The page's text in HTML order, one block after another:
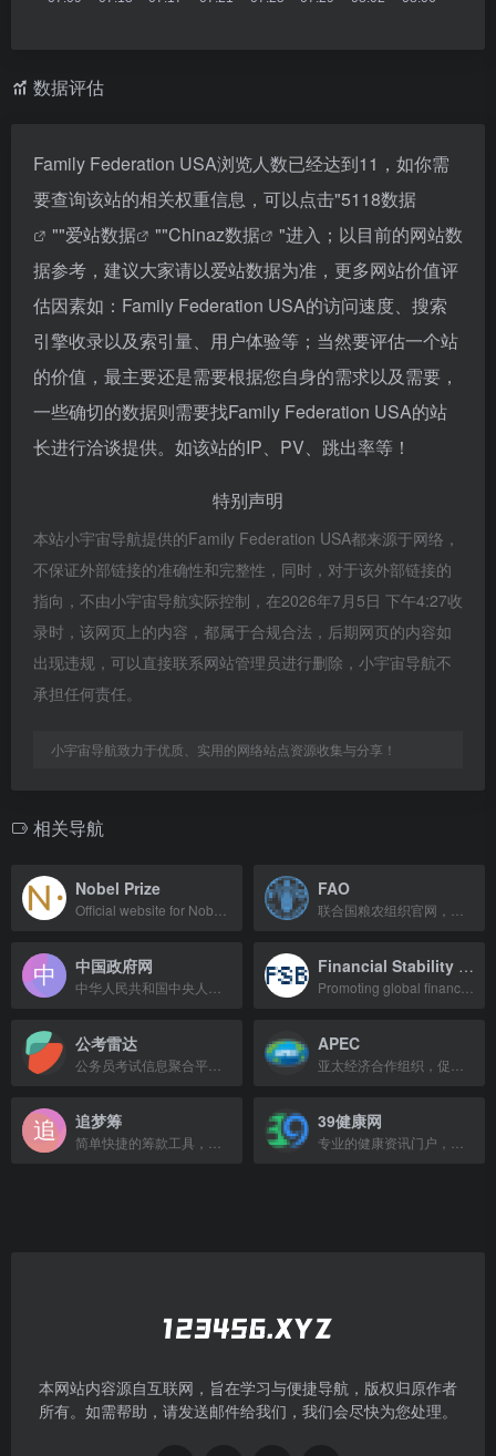
数据评估
Family Federation USA浏览人数已经达到11，如你需
要查询该站的相关权重信息，可以点击"5118数据
""爱站数据 ""Chinaz数据
"进入；以目前的网站数
据参考，建议大家请以爱站数据为准，更多网站价值评
估因素如：Family Federation USA的访问速度、搜索
引擎收录以及索引量、用户体验等；当然要评估一个站
的价值，最主要还是需要根据您自身的需求以及需要，
一些确切的数据则需要找Family Federation USA的站
长进行洽谈提供。如该站的IP、PV、跳出率等！
特别声明
本站小宇宙导航提供的Family Federation USA都来源于网络，
不保证外部链接的准确性和完整性，同时，对于该外部链接的
指向，不由小宇宙导航实际控制，在2026年7月5日 下午4:27收
录时，该网页上的内容，都属于合规合法，后期网页的内容如
出现违规，可以直接联系网站管理员进行删除，小宇宙导航不
承担任何责任。
小宇宙导航致力于优质、实用的网络站点资源收集与分享！
相关导航
Nobel Prize FAO
中国政府网 Financial Stability Board
公考雷达 APEC
追梦筹 39健康网
本网站内容源自互联网，旨在学习与便捷导航，版权归原作者
所有。如需帮助，请发送邮件给我们，我们会尽快为您处理。